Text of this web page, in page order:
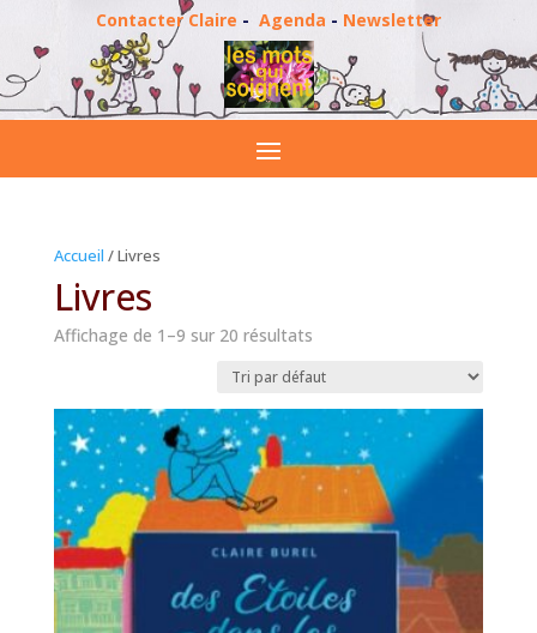
Contacter Claire - Agenda - Newsletter
Accueil / Livres
Livres
Affichage de 1–9 sur 20 résultats